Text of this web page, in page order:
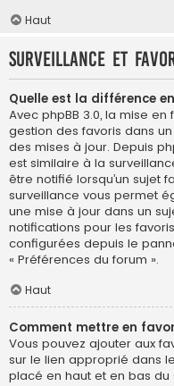
Haut
Surveillance et
Quelle est la différence
Avec phpBB 3.0, la mise
gestion des favoris dans
des mises à jour. Depuis
est similaire à la
être notifié lorsqu’un sujet
surveillance vous permet
une mise à jour dans un
notifications pour les
configurées depuis le
« Préférences du forum ».
Haut
Comment mettre en
Vous pouvez ajouter aux
sur le lien approprié dans
placé en haut et en bas du